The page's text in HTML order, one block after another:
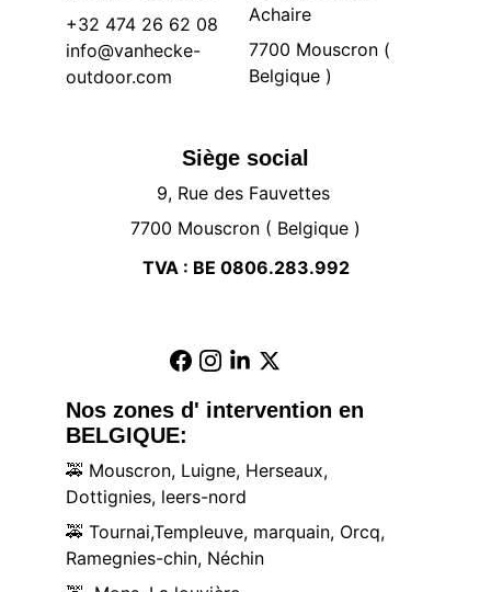
Siège social
9, Rue des Fauvettes
7700 Mouscron ( Belgique )
TVA : BE 0806.283.992
+32 474 26 62 08
info@vanhecke-
outdoor.com
Nos zones d' intervention en
BELGIQUE:
🚕 Mouscron, Luigne, Herseaux,
Dottignies, leers-nord
🚕 Tournai,Templeuve, marquain, Orcq,
Ramegnies-chin, Néchin
Achaire
7700 Mouscron (
Belgique )